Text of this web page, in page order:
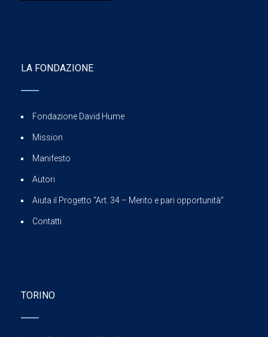
LA FONDAZIONE
Fondazione David Hume
Mission
Manifesto
Autori
Aiuta il Progetto “Art. 34 – Merito e pari opportunità”
Contatti
TORINO